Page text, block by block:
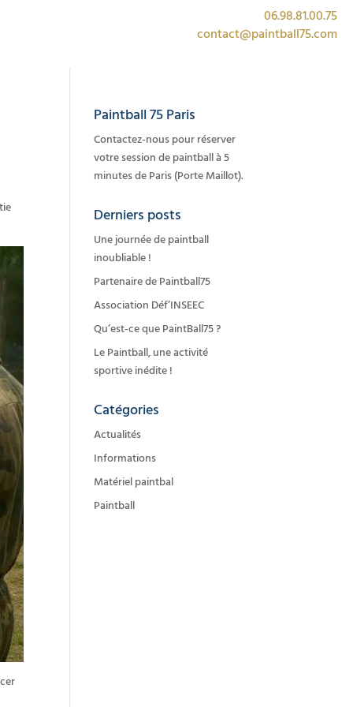
06.98.81.00.75
contact@paintball75.com
Paintball 75 Paris
Contactez-nous pour réserver
votre session de paintball à 5
minutes de Paris (Porte Maillot).
Derniers posts
Une journée de paintball
inoubliable !
Partenaire de Paintball75
Association Déf’INSEEC
Qu’est-ce que PaintBall75 ?
Le Paintball, une activité
sportive inédite !
Catégories
Actualités
Informations
Matériel paintbal
Paintball